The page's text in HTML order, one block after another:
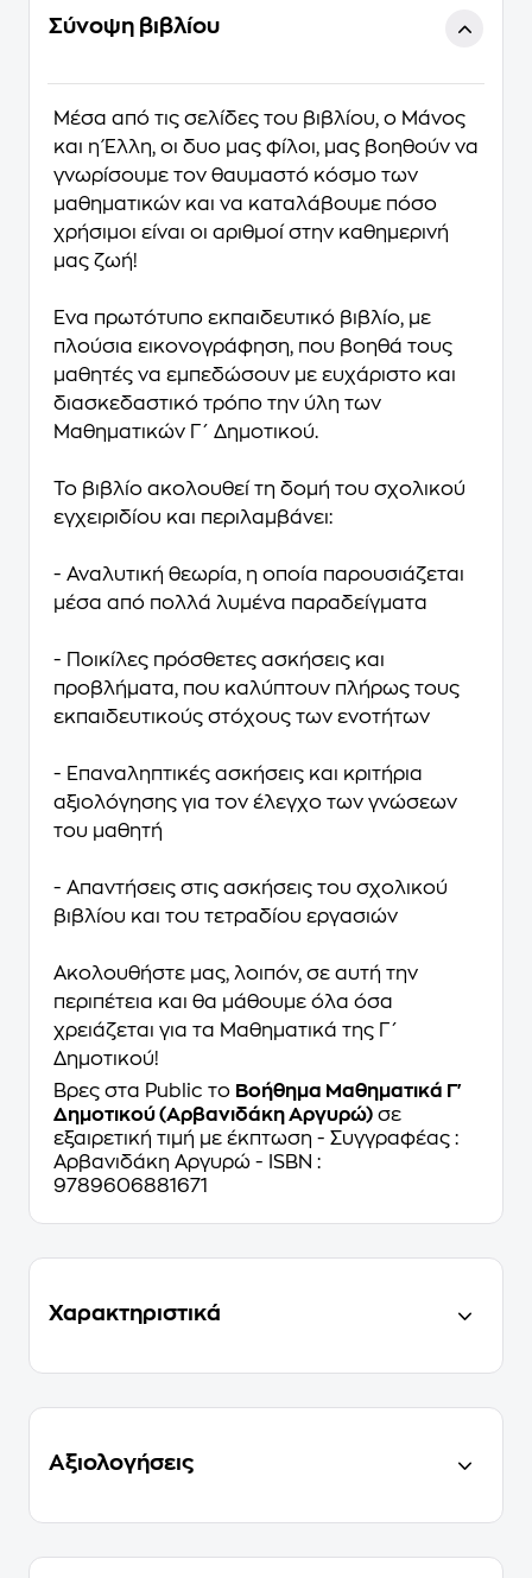
Σύνοψη βιβλίου
Μέσα από τις σελίδες του βιβλίου, ο Μάνος
και η Έλλη, οι δυο µας φίλοι, µας βοηθούν να
γνωρίσουµε τον θαυµαστό κόσµο των
µαθηµατικών και να καταλάβουµε πόσο
χρήσιµοι είναι οι αριθµοί στην καθηµερινή
µας ζωή!
Ένα πρωτότυπο εκπαιδευτικό βιβλίο, µε
πλούσια εικονογράφηση, που βοηθά τους
µαθητές να εµπεδώσουν µε ευχάριστο και
διασκεδαστικό τρόπο την ύλη των
Μαθηµατικών Γ΄ Δηµοτικού.
Το βιβλίο ακολουθεί τη δοµή του σχολικού
εγχειριδίου και περιλαµβάνει:
- Αναλυτική θεωρία, η οποία παρουσιάζεται
µέσα από πολλά λυµένα παραδείγµατα
- Ποικίλες πρόσθετες ασκήσεις και
προβλήµατα, που καλύπτουν πλήρως τους
εκπαιδευτικούς στόχους των ενοτήτων
- Επαναληπτικές ασκήσεις και κριτήρια
αξιολόγησης για τον έλεγχο των γνώσεων
του µαθητή
- Απαντήσεις στις ασκήσεις του σχολικού
βιβλίου και του τετραδίου εργασιών
Ακολουθήστε µας, λοιπόν, σε αυτή την
περιπέτεια και θα µάθουµε όλα όσα
χρειάζεται για τα Μαθηµατικά της Γ΄
Δηµοτικού!
Βρες στα Public το Βοήθημα Μαθηματικά Γ'
Δημοτικού (Αρβανιδάκη Αργυρώ) σε
εξαιρετική τιμή με έκπτωση - Συγγραφέας :
Αρβανιδάκη Αργυρώ - ISBN :
9789606881671
Χαρακτηριστικά
Αξιολογήσεις